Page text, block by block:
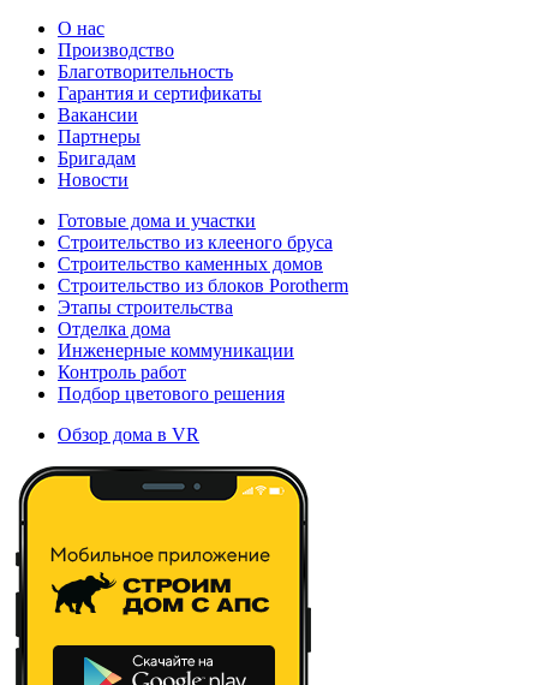
О нас
Производство
Благотворительность
Гарантия и сертификаты
Вакансии
Партнеры
Бригадам
Новости
Готовые дома и участки
Строительство из клееного бруса
Строительство каменных домов
Строительство из блоков Porotherm
Этапы строительства
Отделка дома
Инженерные коммуникации
Контроль работ
Подбор цветового решения
Обзор дома в VR